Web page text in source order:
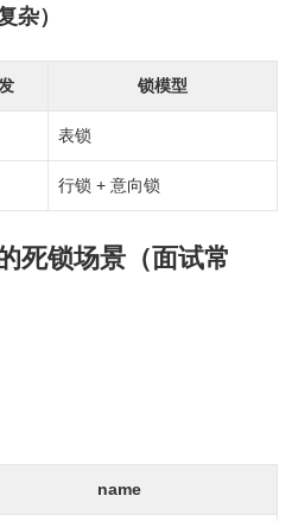
杂）
锁模型
表锁
行锁 + 意向锁
死锁场景（面试常
name